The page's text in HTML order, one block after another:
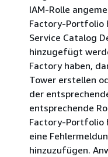
IAM-Rolle
Factory-Portfolio
Service Catalog
hinzugefügt
Factory haben,
Tower erstellen
der
entsprechende
Factory-Portfolio
eine
hinzuzufügen.